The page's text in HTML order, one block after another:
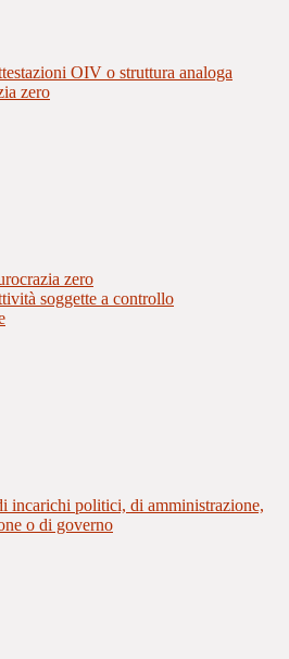
OIV o struttura analoga
zero
zero
soggette a controllo
incarichi politici, di amministrazione,
o di governo